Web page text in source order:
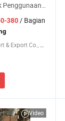
Penggunaan
380/ Bagian
Video